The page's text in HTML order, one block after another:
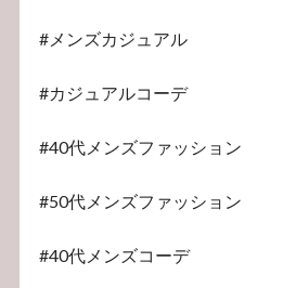
#メンズカジュアル
#カジュアルコーデ
#40代メンズファッション
#50代メンズファッション
#40代メンズコーデ